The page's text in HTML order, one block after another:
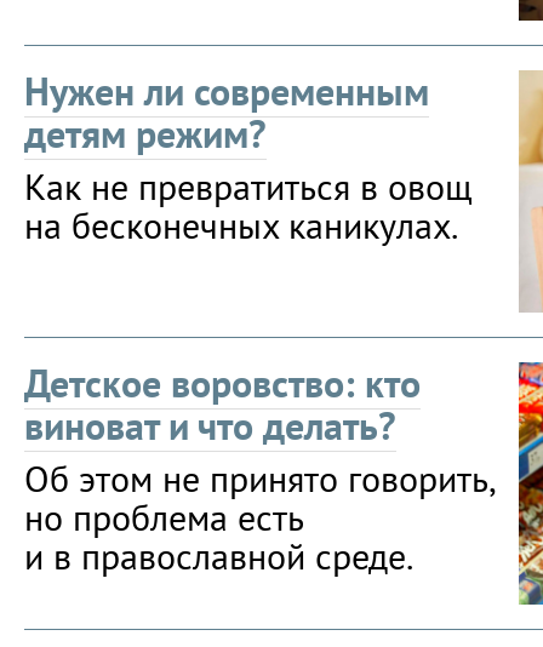
Нужен ли современным
детям режим?
Как не превратиться в овощ
на бесконечных каникулах.
Детское воровство: кто
виноват и что делать?
Об этом не принято говорить,
но проблема есть
и в православной среде.